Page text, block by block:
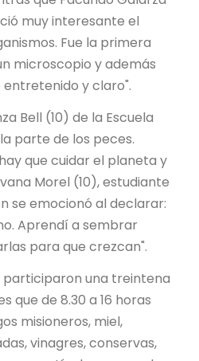
muy interesante el
Fue la primera
microscopio y además
entretenido y claro".
Bell (10) de la Escuela
parte de los peces.
que cuidar el planeta y
Morel (10), estudiante
se emocionó al declarar:
Aprendí a sembrar
para que crezcan".
una treintena
que de 8.30 a 16 horas
misioneros, miel,
vinagres, conservas,